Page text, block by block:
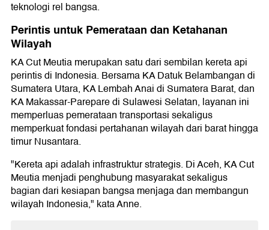
teknologi rel bangsa.
Perintis untuk Pemerataan dan Ketahanan
Wilayah
KA Cut Meutia merupakan satu dari sembilan kereta api
perintis di Indonesia. Bersama KA Datuk Belambangan di
Sumatera Utara, KA Lembah Anai di Sumatera Barat, dan
KA Makassar-Parepare di Sulawesi Selatan, layanan ini
memperluas pemerataan transportasi sekaligus
memperkuat fondasi pertahanan wilayah dari barat hingga
timur Nusantara.
"Kereta api adalah infrastruktur strategis. Di Aceh, KA Cut
Meutia menjadi penghubung masyarakat sekaligus
bagian dari kesiapan bangsa menjaga dan membangun
wilayah Indonesia," kata Anne.